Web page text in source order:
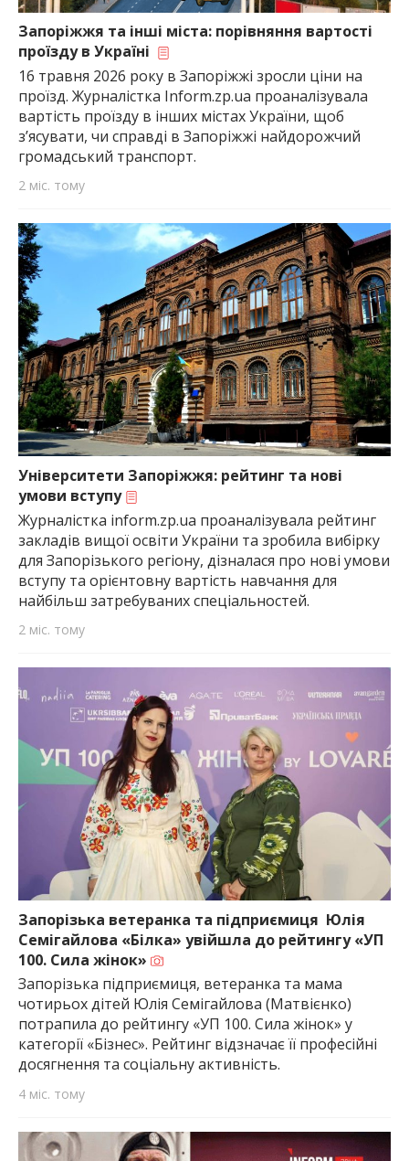
найважливішу інформацію про події
міста Запоріжжя та області.
Запоріжжя та інші міста: порівняння вартості
проїзду в Україні
16 травня 2026 року в Запоріжжі зросли ціни на
проїзд. Журналістка Inform.zp.ua проаналізувала
вартість проїзду в інших містах України, щоб
з’ясувати, чи справді в Запоріжжі найдорожчий
громадський транспорт.
2 міс. тому
Університети Запоріжжя: рейтинг та нові
умови вступу
Журналістка inform.zp.ua проаналізувала рейтинг
закладів вищої освіти України та зробила вибірку
для Запорізького регіону, дізналася про нові умови
вступу та орієнтовну вартість навчання для
найбільш затребуваних спеціальностей.
2 міс. тому
Запорізька ветеранка та підприємиця Юлія
Семігайлова «Білка» увійшла до рейтингу «УП
100. Сила жінок»
Запорізька підприємиця, ветеранка та мама
чотирьох дітей Юлія Семігайлова (Матвієнко)
потрапила до рейтингу «УП 100. Сила жінок» у
категорії «Бізнес». Рейтинг відзначає її професійні
досягнення та соціальну активність.
4 міс. тому